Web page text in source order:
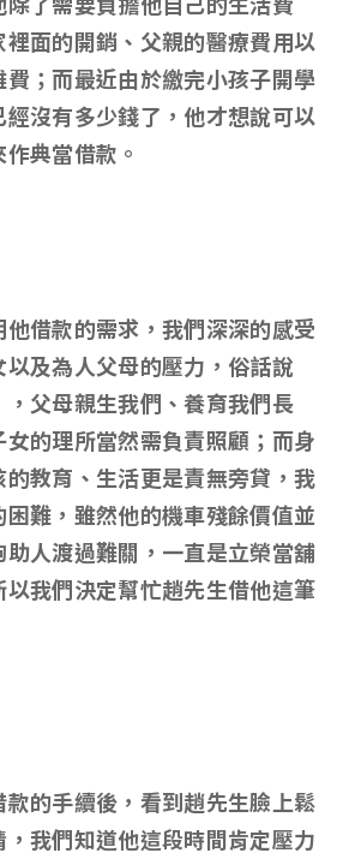
面的開銷、父親的醫療費用以
；而最近由於繳完小孩子開學
沒有多少錢了，他才想說可以
典當借款。
借款的需求，我們深深的感受
及為人父母的壓力，俗話說
，父母親生我們、養育我們長
的理所當然需負責照顧；而身
教育、生活更是責無旁貸，我
難，雖然他的機車殘餘價值並
人渡過難關，一直是立榮當舖
我們決定幫忙趙先生借他這筆
的手續後，看到趙先生臉上鬆
我們知道他這段時間肯定壓力